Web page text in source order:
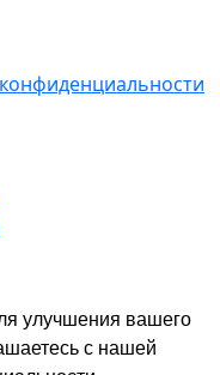
Екатурс.
Необходима
улучшения вашего
с нашей